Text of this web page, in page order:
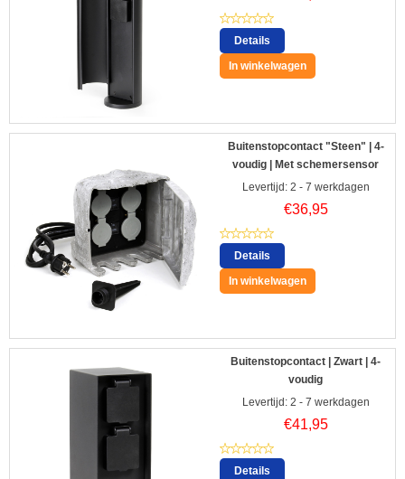
Details
In winkelwagen
Buitenstopcontact "Steen" | 4-
voudig | Met schemersensor
Levertijd: 2 - 7 werkdagen
€36,95
Details
In winkelwagen
Buitenstopcontact | Zwart | 4-
voudig
Levertijd: 2 - 7 werkdagen
€41,95
Details